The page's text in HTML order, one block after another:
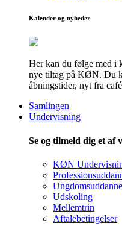
Kalender og nyheder
Her kan du følge med i
nye tiltag på KØN. Du
åbningstider, nyt fra
Samlingen
Undervisning
Se og tilmeld dig et af
KØN
Udskoling
Mellemtrin
Aftalebetingelser